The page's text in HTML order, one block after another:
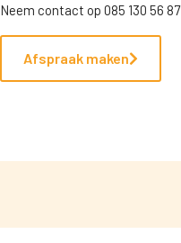
Neem contact op 085 130 56 87
Afspraak maken